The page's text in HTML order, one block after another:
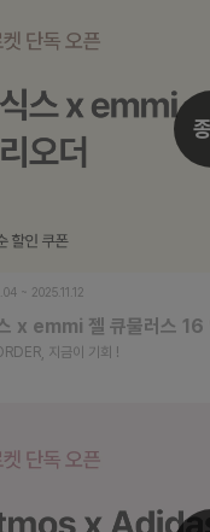
~ 2025.11.12
x emmi 젤 큐물러스
지금이 기회 !